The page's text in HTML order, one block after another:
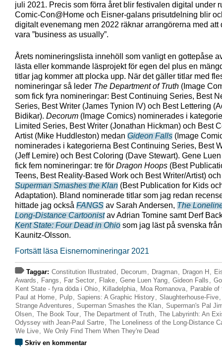
juli 2021. Precis som förra året blir festivalen digital under
Comic-Con@Home och Eisner-galans prisutdelning blir
digitalt evenemang men 2022 räknar arrangörerna med att
vara ”business as usually”.
Årets nomineringslista innehöll som vanligt en gottepåse
lästa eller kommande läsprojekt för egen del plus en
titlar jag kommer att plocka upp. När det gäller titlar med
nomineringar så leder The Department of Truth (Image
som fick fyra nomineringar: Best Continuing Series, Best
Series, Best Writer (James Tynion IV) och Best Lettering
Bidikar). Decorum (Image Comics) nominerades i
Limited Series, Best Writer (Jonathan Hickman) och Best
Artist (Mike Huddleston) medan Gideon Falls (Image
nominerades i kategorierna Best Continuing Series, Best
(Jeff Lemire) och Best Coloring (Dave Stewart). Gene
fick fem nomineringar: tre för Dragon Hoops (Best
Teens, Best Reality-Based Work och Best Writer/Artist)
Superman Smashes the Klan (Best Publication for Kids
Adaptation). Bland nominerade titlar som jag redan
hittade jag också FANGS av Sarah Andersen, The
Long-Distance Cartoonistav Adrian Tomine samt Derf
Kent State: Four Dead in Ohio som jag läst på svenska från
Kaunitz-Olsson.
Fortsätt läsa Eisnernomineringar 2021
Taggar: Constitution Illustrated , Decorum , Dragman, Dragon H ,
Awards , Fangs , Far Sector, Flake, Gene Luen Yang, Gideon Falls ,
Kent State - fyra döda i Ohio, Killadelphia, Moa Romanova, Parable of
Paul at Home, Pulp, Sapiens: A Graphic History, Slaughterhouse-Five
Strange Adventures , Superman Smashes the Klan, Superman's Pal
Olsen, The Book Tour, The Department of Truth, The Labyrinth: An
Odyssey with Jean-Paul Sartre, The Loneliness of the Long-Distance
We Live, We Only Find Them When They're Dead
Skriv en kommentar